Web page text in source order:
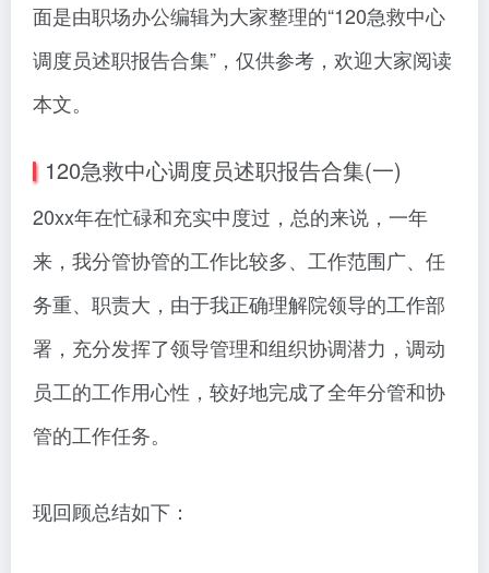
面是由职场办公编辑为大家整理的“120急救中心
调度员述职报告合集”，仅供参考，欢迎大家阅读
本文。
120急救中心调度员述职报告合集(一)
20xx年在忙碌和充实中度过，总的来说，一年
来，我分管协管的工作比较多、工作范围广、任
务重、职责大，由于我正确理解院领导的工作部
署，充分发挥了领导管理和组织协调潜力，调动
员工的工作用心性，较好地完成了全年分管和协
管的工作任务。
现回顾总结如下：